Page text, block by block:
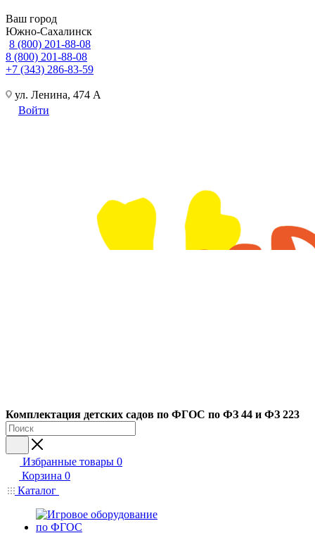
Ваш город
Южно-Сахалинск
8 (800) 201-88-08
8 (800) 201-88-08
+7 (343) 286-83-59
ул. Ленина, 474 А
Войти
Комплектация детских садов по ФГОC по ФЗ 44 и ФЗ 223
Избранные товары 0
Корзина 0
Каталог